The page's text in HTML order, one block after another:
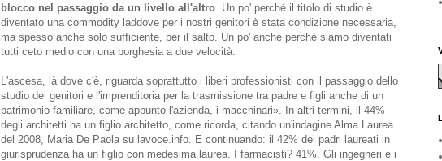
blocco nel passaggio da un livello all'altro . Un po' perché il titolo di studio è
diventato una commodity laddove per i nostri genitori è stata condizione necessaria,
ma spesso anche solo sufficiente, per il salto. Un po' anche perché siamo diventati
tutti ceto medio con una borghesia a due velocità.
L'ascesa, là dove c'è, riguarda soprattutto i liberi professionisti con il passaggio dello
studio dei genitori e l'imprenditoria per la trasmissione tra padre e figli anche di un
patrimonio familiare, come appunto l'azienda, i macchinari». In altri termini, il 44%
degli architetti ha un figlio architetto, come ricorda, citando un'indagine Alma Laurea
del 2008, Maria De Paola su lavoce.info. E continuando: il 42% dei padri laureati in
giurisprudenza ha un figlio con medesima laurea. I farmacisti? 41%. Gli ingegneri e i